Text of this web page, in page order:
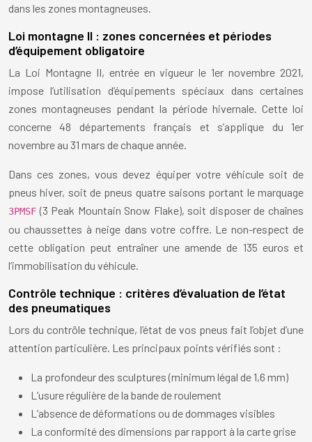
dans les zones montagneuses.
Loi montagne II : zones concernées et périodes
d’équipement obligatoire
La Loi Montagne II, entrée en vigueur le 1er novembre 2021,
impose l’utilisation d’équipements spéciaux dans certaines
zones montagneuses pendant la période hivernale. Cette loi
concerne 48 départements français et s’applique du 1er
novembre au 31 mars de chaque année.
Dans ces zones, vous devez équiper votre véhicule soit de
pneus hiver, soit de pneus quatre saisons portant le marquage
3PMSF (3 Peak Mountain Snow Flake), soit disposer de chaînes
ou chaussettes à neige dans votre coffre. Le non-respect de
cette obligation peut entraîner une amende de 135 euros et
l’immobilisation du véhicule.
Contrôle technique : critères d’évaluation de l’état
des pneumatiques
Lors du contrôle technique, l’état de vos pneus fait l’objet d’une
attention particulière. Les principaux points vérifiés sont :
La profondeur des sculptures (minimum légal de 1,6 mm)
L’usure régulière de la bande de roulement
L’absence de déformations ou de dommages visibles
La conformité des dimensions par rapport à la carte grise